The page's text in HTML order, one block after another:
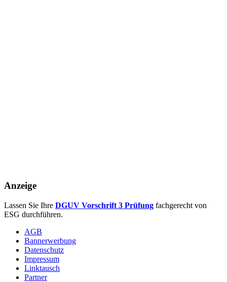
Anzeige
Lassen Sie Ihre DGUV Vorschrift 3 Prüfung fachgerecht von
ESG durchführen.
AGB
Bannerwerbung
Datenschutz
Impressum
Linktausch
Partner